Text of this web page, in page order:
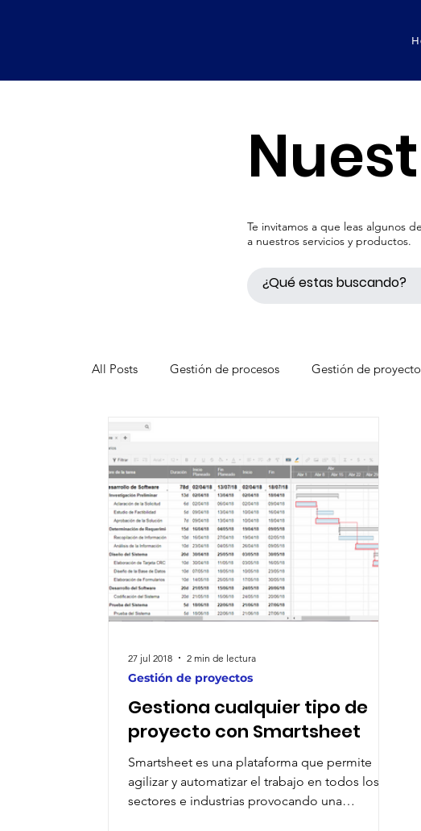
Te invitamos a que leas algunos
a nuestros servicios y productos.
All Posts Gestión de procesos Gestión de
Smartsheet
Innovación Funcionalidades de Smartsheet
Gestión de pruebas Productividad Jornada
Aplicación móvil Proceso de toma de decisiones
Gestiona cualquier tipo de
proyecto con Smartsheet
Smartsheet es una plataforma que permite
agilizar y automatizar el trabajo en todos los
sectores e industrias provocando una
Gestión de proyectos
27 jul 2018 2 min de lectura